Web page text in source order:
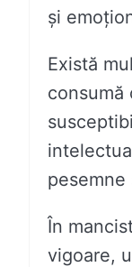
și
Există
consumă
pesemne
În
vigoare,